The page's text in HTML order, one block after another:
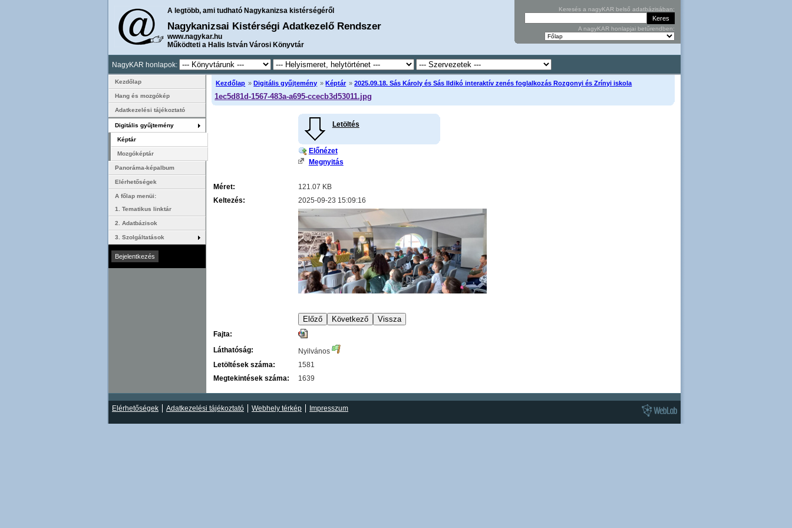
A legtöbb, ami tudható Nagykanizsa kistérségéről
Nagykanizsai Kistérségi Adatkezelő Rendszer
www.nagykar.hu
Működteti a Halis István Városi Könyvtár
Keresés a nagyKAR belső adatbázisában:
A nagyKAR honlapjai betűrendben:
NagyKAR honlapok:
Kezdőlap » Digitális gyűjtemény » Képtár »2025.09.18. Sás Károly és Sás Ildikó interaktív zenés foglalkozás Rozgonyi és Zrínyi iskola
1ec5d81d-1567-483a-a695-ccecb3d53011.jpg
Letöltés
Előnézet
Megnyitás
Méret:
121.07 KB
Keltezés:
2025-09-23 15:09:16
Fajta:
Láthatóság:
Nyilvános
Letöltések száma:
1581
Megtekintések száma:
1639
Kezdőlap
Hang és mozgókép
Adatkezelési tájékoztató
Digitális gyűjtemény
Képtár
Mozgóképtár
Panoráma-képalbum
Elérhetőségek
A főlap menüi:
1. Tematikus linktár
2. Adatbázisok
3. Szolgáltatások
Elérhetőségek Adatkezelési tájékoztató Webhely térkép Impresszum